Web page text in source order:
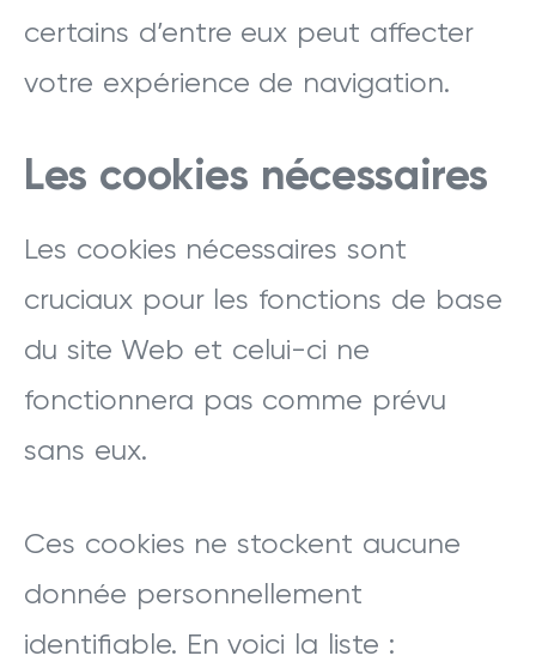
certains d’entre eux peut affecter
votre expérience de navigation.
Les cookies nécessaires
Les cookies nécessaires sont
cruciaux pour les fonctions de base
du site Web et celui-ci ne
fonctionnera pas comme prévu
sans eux.
Ces cookies ne stockent aucune
donnée personnellement
identifiable. En voici la liste :